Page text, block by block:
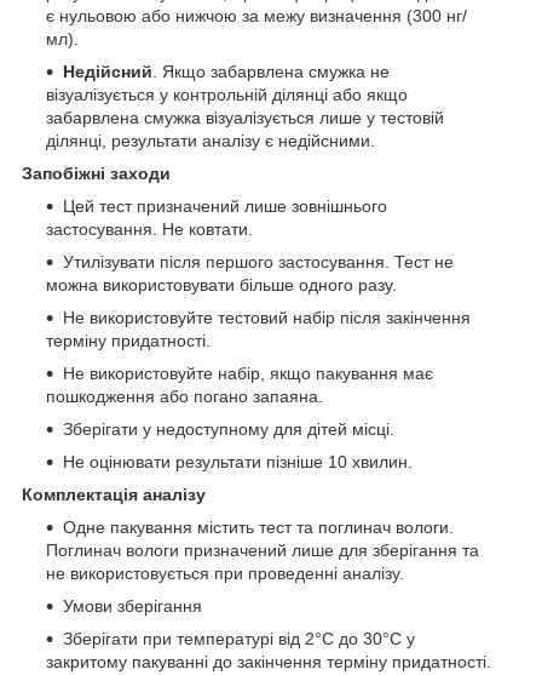
є нульовою або нижчою за межу визначення (300 нг/
мл).
Недійсний . Якщо забарвлена смужка не
візуалізується у контрольній ділянці або якщо
забарвлена смужка візуалізується лише у тестовій
ділянці, результати аналізу є недійсними.
Запобіжні заходи
Цей тест призначений лише зовнішнього
застосування. Не ковтати.
Утилізувати після першого застосування. Тест не
можна використовувати більше одного разу.
Не використовуйте тестовий набір після закінчення
терміну придатності.
Не використовуйте набір, якщо пакування має
пошкодження або погано запаяна.
Зберігати у недоступному для дітей місці.
Не оцінювати результати пізніше 10 хвилин.
Комплектація аналізу
Одне пакування містить тест та поглинач вологи.
Поглинач вологи призначений лише для зберігання та
не використовується при проведенні аналізу.
Умови зберігання
Зберігати при температурі від 2°C до 30°C у
закритому пакуванні до закінчення терміну придатності.